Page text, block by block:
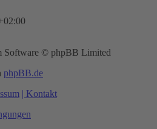
Software © phpBB Limited
phpBB.de
| Kontakt